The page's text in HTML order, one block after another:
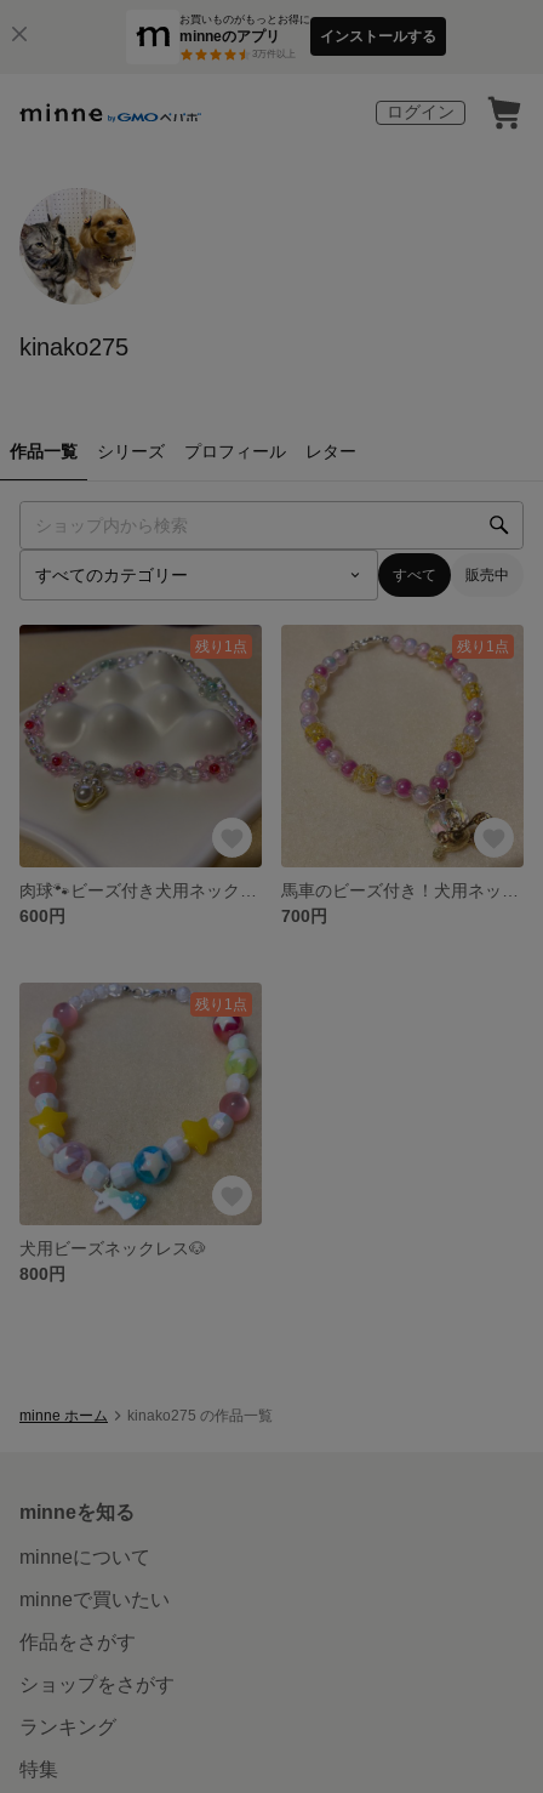
お買いものがもっとお得に
minneのアプリ
3万件以上
インストールする
ログイン
kinako275
作品一覧 シリーズ プロフィール レター
すべて 販売中
残り1点
600円
残り1点
700円
残り1点
犬用ビーズネックレス🐶
800円
minne ホーム kinako275 の作品一覧
minneを知る
minneについて
minneで買いたい
作品をさがす
ショップをさがす
ランキング
特集